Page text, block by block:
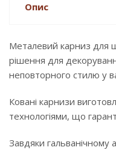
Опис
Металевий карниз для
рішення для
неповторного стилю у
Ковані карнизи
технологіями, що
Завдяки